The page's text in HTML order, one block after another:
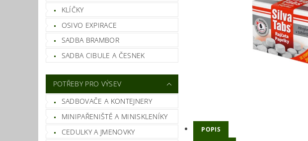
KLÍČKY
OSIVO EXPIRACE
SADBA BRAMBOR
SADBA CIBULE A ČESNEK
POTŘEBY PRO VÝSEV
SADBOVAČE A KONTEJNERY
MINIPAŘENIŠTĚ A MINISKLENÍKY
CEDULKY A JMENOVKY
POPIS